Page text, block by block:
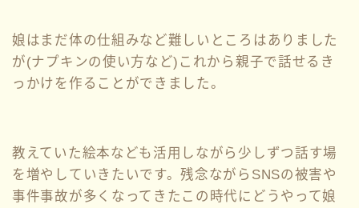
娘はまだ体の仕組みなど難しいところはありました
が(ナプキンの使い方など)これから親子で話せるき
っかけを作ることができました。
教えていた絵本なども活用しながら少しずつ話す場
を増やしていきたいです。残念ながらSNSの被害や
事件事故が多くなってきたこの時代にどうやって娘